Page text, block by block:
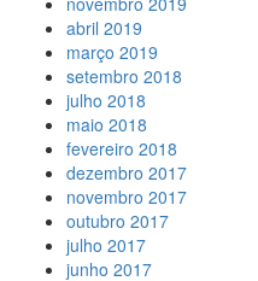
abril 2019
março 2019
setembro 2018
julho 2018
maio 2018
fevereiro 2018
dezembro 2017
novembro 2017
outubro 2017
julho 2017
junho 2017